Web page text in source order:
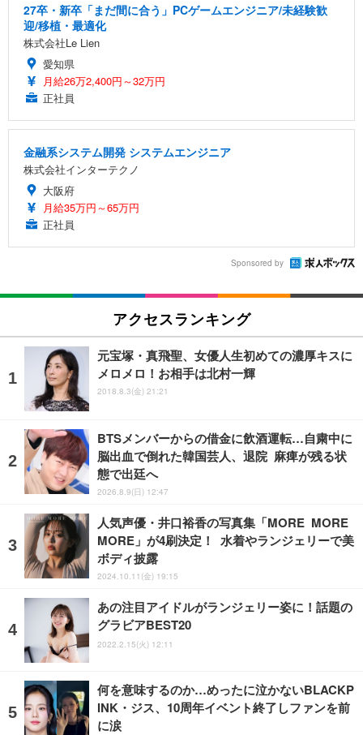
27卒・新卒「まだ間に合う」PCゲームエンジニア/未経験歓
迎/移植・最適化
株式会社Le Lien
愛知県
月給26万2,400円～32万円
正社員
金融系システム開発 システムエンジニア
株式会社インターテクノ
大阪府
月給35万円～65万円
正社員
Sponsored by
アクセスランキング
元宝塚・真飛聖、女優人生初めての濃厚キスに
メロメロ！お相手は北村一輝
2018.8.3(金) 21:21
BTSメンバーからの借金に飲酒運転…自粛中に
脳出血で倒れた韓国芸人、退院 麻痺が残る状
態で出廷へ
2026.8.9(日) 12:47
人気声優・井口裕香の写真集「MORE MORE
MORE」が4刷決定！ 水着やランジェリーで美
ボディ披露
2024.10.11(金) 19:15
あの注目アイドルがランジェリー姿に！話題の
グラビアBEST20
2022.2.15(火) 12:11
何を意味するのか…めったに泣かないBLACKP
INK・ジス、10周年イベント終了しファンを前
に涙